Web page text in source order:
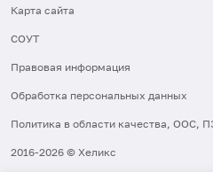
Карта сайта
СОУТ
Правовая информация
Обработка персональных данных
Политика в области качества, ООС,
2016-2026 © Хеликс